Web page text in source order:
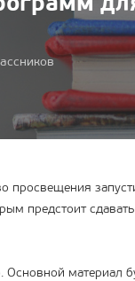
просвещения
предстоит
Основной материал